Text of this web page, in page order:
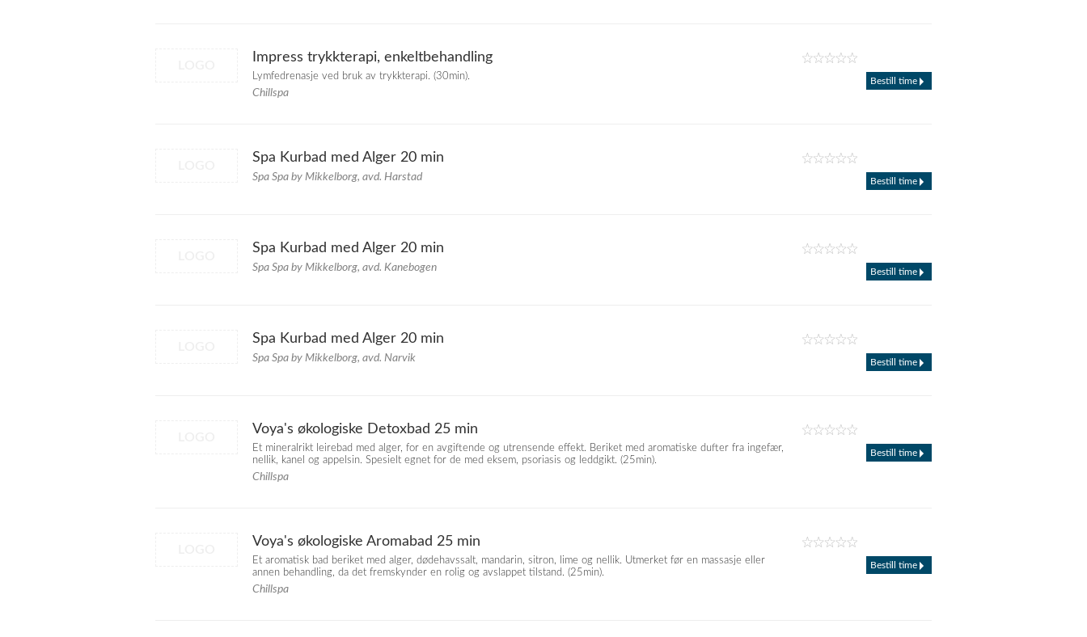
Impress trykkterapi, enkeltbehandling
Lymfedrenasje ved bruk av trykkterapi. (30min).
Chillspa
Bestill time
Spa Kurbad med Alger 20 min
Spa Spa by Mikkelborg, avd. Harstad Bestill time
Spa Kurbad med Alger 20 min
Spa Spa by Mikkelborg, avd. Kanebogen Bestill time
Spa Kurbad med Alger 20 min
Spa Spa by Mikkelborg, avd. Narvik Bestill time
Voya's økologiske Detoxbad 25 min
Et mineralrikt leirebad med alger, for en avgiftende og utrensende effekt. Beriket med aromatiske dufter fra ingefær,
nellik, kanel og appelsin. Spesielt egnet for de med eksem, psoriasis og leddgikt. (25min).
Chillspa
Bestill time
Voya's økologiske Aromabad 25 min
Et aromatisk bad beriket med alger, dødehavssalt, mandarin, sitron, lime og nellik. Utmerket før en massasje eller
annen behandling, da det fremskynder en rolig og avslappet tilstand. (25min).
Chillspa
Bestill time